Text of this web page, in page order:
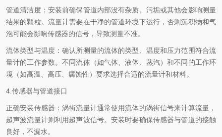
管道清洁度：安装前确保管道内部没有杂质、污垢或其他会影响测量
结果的颗粒。流量计需要在干净的管道环境下运行，否则沉积物和气
泡可能会影响传感器的信号，导致测量不准。
流体类型与温度：确认所测量的流体的类型、温度和压力范围符合流
量计的工作参数。不同流体（如气体、液体、蒸汽）和不同的工作环
境（如高温、高压、腐蚀性）要求选择合适的流量计和材料。
4.传感器与管道接口
正确安装传感器：涡街流量计通常使用流体的涡街信号来计算流量，
超声波流量计则利用超声波信号。安装时要确保传感器与管道的接触
良好，不漏水。